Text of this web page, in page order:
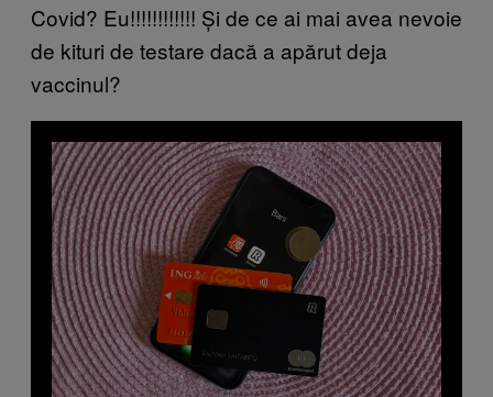
Covid? Eu!!!!!!!!!!!! Și de ce ai mai avea nevoie
de kituri de testare dacă a apărut deja
vaccinul?